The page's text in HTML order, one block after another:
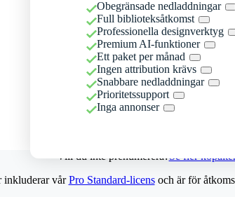
Obegränsade nedladdningar
Full biblioteksåtkomst
Professionella designverktyg
Premium AI-funktioner
Ett paket per månad
Ingen attribution krävs
Snabbare nedladdningar
Prioritetssupport
Inga annonser
Vill du inte prenumerera?Se fler
inkluderar vårPro Standard-licensoch är för